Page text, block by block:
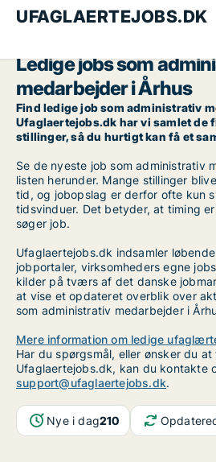
UFAGLAERTEJOBS.DK
Ledige jobs som
medarbejder i Århus
Find ledige job som administrativ
Ufaglaertejobs.dk har vi samlet de
stillinger, så du hurtigt kan få et
Se de nyeste job som administrativ
listen herunder. Mange stillinger
tid, og jobopslag er derfor ofte kun
tidsvinduer. Det betyder, at timing
søger job.
Ufaglaertejobs.dk indsamler
jobportaler, virksomheders egne
kilder på tværs af det danske
at vise et opdateret overblik over
som administrativ medarbejder i
Mere information om ledige
Har du spørgsmål, eller ønsker du
Ufaglaertejobs.dk, kan du kontakte
support@ufaglaertejobs.dk.
Nye i dag210